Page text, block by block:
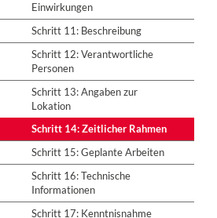
Einwirkungen
Schritt 11: Beschreibung
Schritt 12: Verantwortliche
Personen
Schritt 13: Angaben zur
Lokation
Schritt 14: Zeitlicher Rahmen
Schritt 15: Geplante Arbeiten
Schritt 16: Technische
Informationen
Schritt 17: Kenntnisnahme